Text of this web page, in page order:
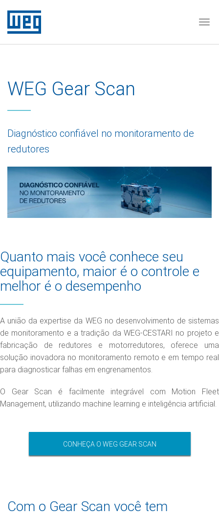
WEG Gear Scan
Diagnóstico confiável no monitoramento de
redutores
Quanto mais você conhece seu
equipamento, maior é o controle e
melhor é o desempenho
A união da expertise da WEG no desenvolvimento de sistemas
de monitoramento e a tradição da WEG-CESTARI no projeto e
fabricação de redutores e motorredutores, oferece uma
solução inovadora no monitoramento remoto e em tempo real
para diagnosticar falhas em engrenamentos.
O Gear Scan é facilmente integrável com Motion Fleet
Management, utilizando machine learning e inteligência artificial.
CONHEÇA O WEG GEAR SCAN
Com o Gear Scan você tem